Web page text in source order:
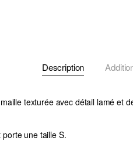
Description
texturée avec détail lamé et
une taille S.